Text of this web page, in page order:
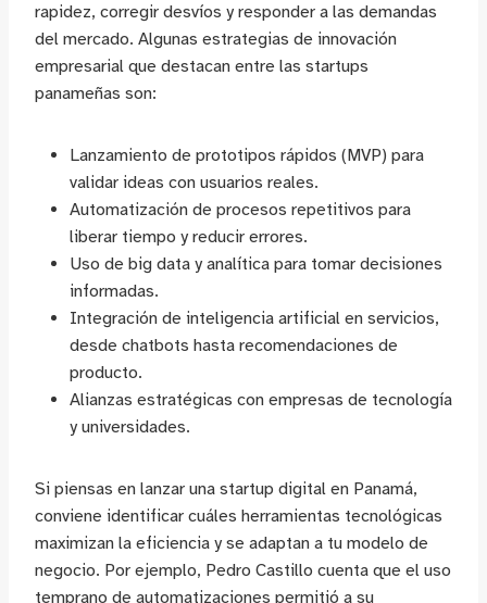
rapidez, corregir desvíos y responder a las demandas
del mercado. Algunas estrategias de innovación
empresarial que destacan entre las startups
panameñas son:
Lanzamiento de prototipos rápidos (MVP) para
validar ideas con usuarios reales.
Automatización de procesos repetitivos para
liberar tiempo y reducir errores.
Uso de big data y analítica para tomar decisiones
informadas.
Integración de inteligencia artificial en servicios,
desde chatbots hasta recomendaciones de
producto.
Alianzas estratégicas con empresas de tecnología
y universidades.
Si piensas en lanzar una startup digital en Panamá,
conviene identificar cuáles herramientas tecnológicas
maximizan la eficiencia y se adaptan a tu modelo de
negocio. Por ejemplo, Pedro Castillo cuenta que el uso
temprano de automatizaciones permitió a su